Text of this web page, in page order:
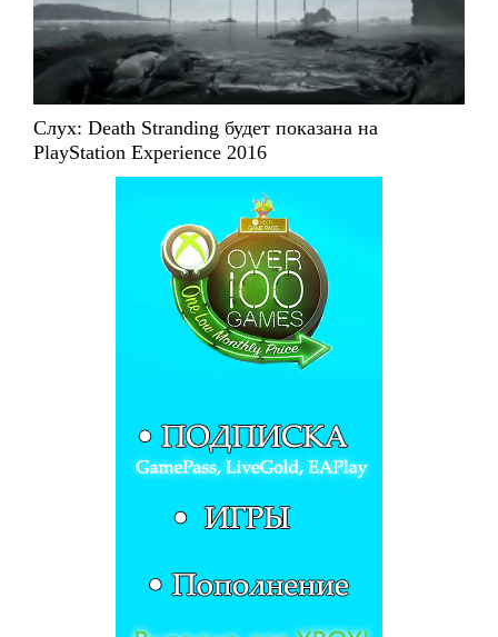
Слух: Death Stranding будет показана на
PlayStation Experience 2016